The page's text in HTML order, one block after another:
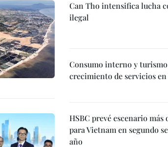
Can Tho intensifica lucha
ilegal
Consumo interno y
crecimiento de servicios
HSBC prevé escenario más
para Vietnam en segundo
año